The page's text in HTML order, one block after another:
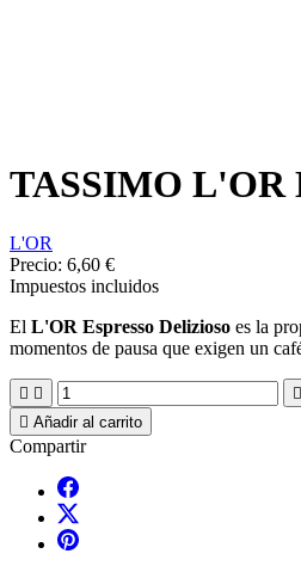
TASSIMO L'OR
L'OR
Precio: 6,60 €
Impuestos incluidos
El L'OR Espresso Delizioso es la
momentos de pausa que exigen un
  
 Añadir al carrito
Compartir